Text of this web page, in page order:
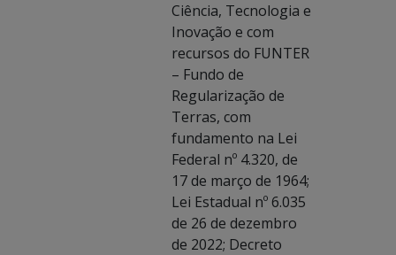
Ciência, Tecnologia e
Inovação e com
recursos do FUNTER
– Fundo de
Regularização de
Terras, com
fundamento na Lei
Federal nº 4.320, de
17 de março de 1964;
Lei Estadual nº 6.035
de 26 de dezembro
de 2022; Decreto